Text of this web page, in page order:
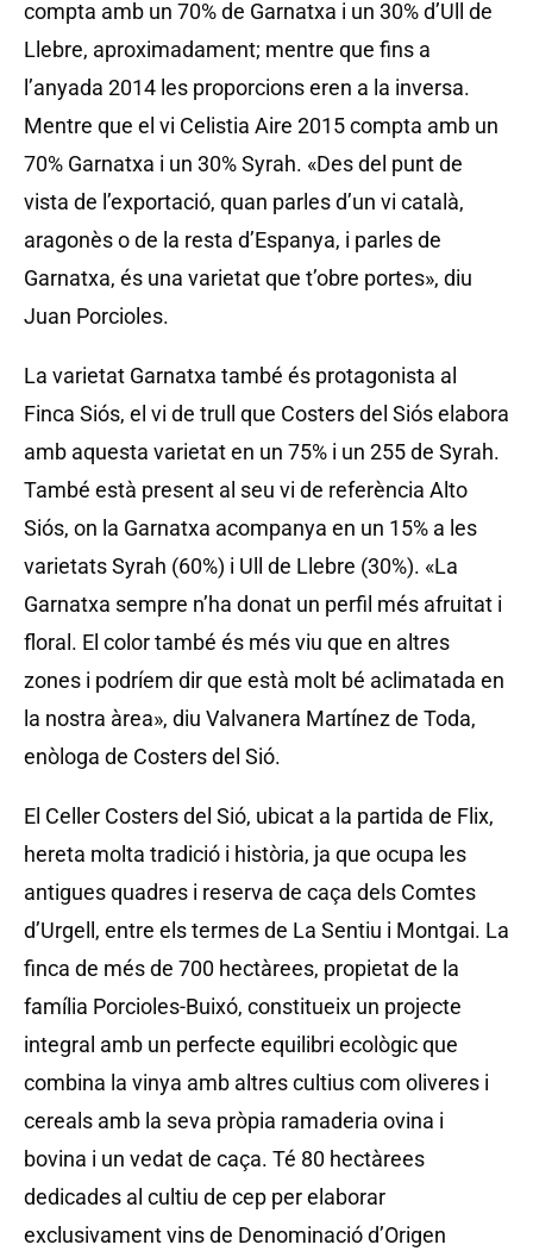
compta amb un 70% de Garnatxa i un 30% d’Ull de
Llebre, aproximadament; mentre que fins a
l’anyada 2014 les proporcions eren a la inversa.
Mentre que el vi Celistia Aire 2015 compta amb un
70% Garnatxa i un 30% Syrah. «Des del punt de
vista de l’exportació, quan parles d’un vi català,
aragonès o de la resta d’Espanya, i parles de
Garnatxa, és una varietat que t’obre portes», diu
Juan Porcioles.
La varietat Garnatxa també és protagonista al
Finca Siós, el vi de trull que Costers del Siós elabora
amb aquesta varietat en un 75% i un 255 de Syrah.
També està present al seu vi de referència Alto
Siós, on la Garnatxa acompanya en un 15% a les
varietats Syrah (60%) i Ull de Llebre (30%). «La
Garnatxa sempre n’ha donat un perfil més afruitat i
floral. El color també és més viu que en altres
zones i podríem dir que està molt bé aclimatada en
la nostra àrea», diu Valvanera Martínez de Toda,
enòloga de Costers del Sió.
El Celler Costers del Sió, ubicat a la partida de Flix,
hereta molta tradició i història, ja que ocupa les
antigues quadres i reserva de caça dels Comtes
d’Urgell, entre els termes de La Sentiu i Montgai. La
finca de més de 700 hectàrees, propietat de la
família Porcioles-Buixó, constitueix un projecte
integral amb un perfecte equilibri ecològic que
combina la vinya amb altres cultius com oliveres i
cereals amb la seva pròpia ramaderia ovina i
bovina i un vedat de caça. Té 80 hectàrees
dedicades al cultiu de cep per elaborar
exclusivament vins de Denominació d’Origen